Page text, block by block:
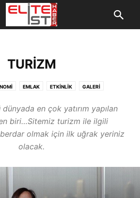
TURİZM
EMLAK ETKİNLİK GALERİ
| CEMİYET MEKAN MODA | TEKSTİL
SAĞLIK SİVİL TOPLUM SON DAKİKA
TURİZM VIP HABER YAŞAM YAZARLAR
en çok yatırım yapılan
biri…Sitemiz turizm ile ilgili
olmak için ilk uğrak yeriniz
olacak.